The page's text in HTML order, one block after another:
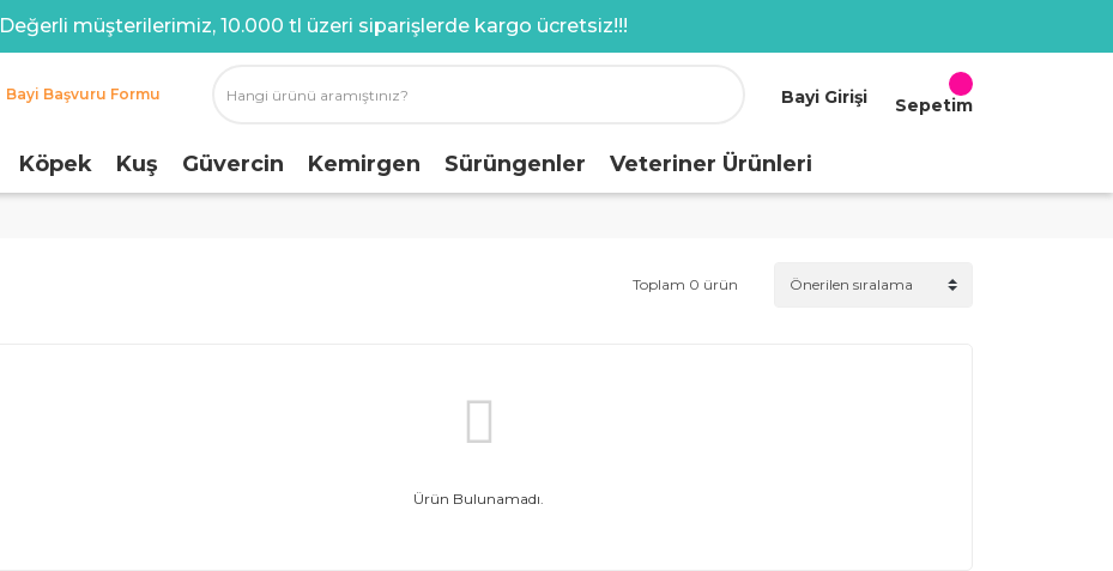
Değerli müşterilerimiz, 10.000 tl üzeri siparişlerde kargo ücretsiz!!!
Bayi Başvuru Formu Bayi Girişi Sepetim
Köpek Kuş Güvercin Kemirgen Sürüngenler Veteriner Ürünleri
Toplam 0 ürün
Ürün Bulunamadı.